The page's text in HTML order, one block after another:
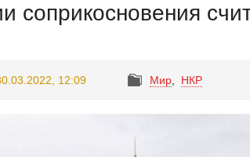
соприкосновения
12:09 Mир НКР